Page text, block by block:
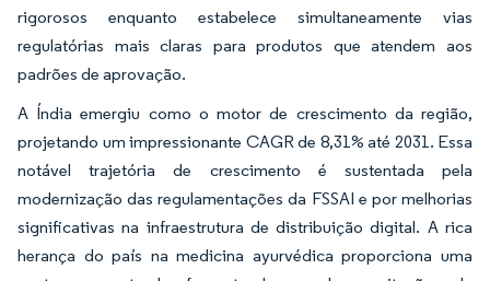
rigorosos enquanto estabelece simultaneamente vias
regulatórias mais claras para produtos que atendem aos
padrões de aprovação.
A Índia emergiu como o motor de crescimento da região,
projetando um impressionante CAGR de 8,31% até 2031. Essa
notável trajetória de crescimento é sustentada pela
modernização das regulamentações da FSSAI e por melhorias
significativas na infraestrutura de distribuição digital. A rica
herança do país na medicina ayurvédica proporciona uma